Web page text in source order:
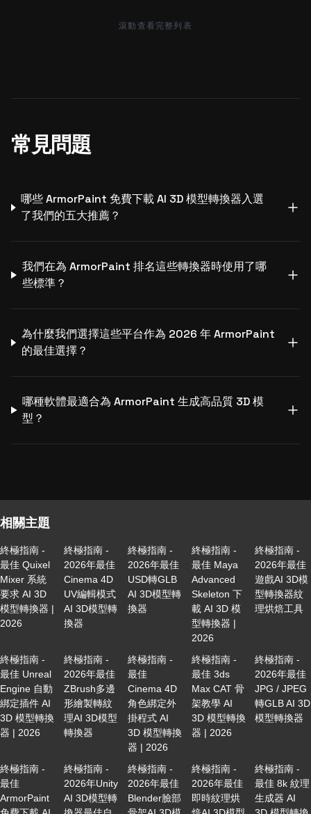
滾動查看完整列表
常見問題
哪些 ArmorPaint 免費下載 AI 3D 模型轉換器入選
了我們的五大推薦？
我們在為 ArmorPaint 排名這些轉換器時使用了哪
些標準？
為什麼我們選擇這些平台作為 2026 年 ArmorPaint
的最佳選擇？
哪種軟體最適合為 ArmorPaint 生成高品質 3D 模
型？
相關主題
終極指南 -
最佳 Quixel
Mixer 系統
要求 AI 3D
模型轉換器 |
2026
終極指南 -
2026年最佳
Cinema 4D
UV編輯模式
AI 3D模型轉
換器
終極指南 -
2026年最佳
USD轉GLB
AI 3D模型轉
換器
終極指南 -
最佳 Maya
Advanced
Skeleton 下
載 AI 3D 模
型轉換器 |
2026
終極指南 -
2026年最佳
遊戲AI 3D模
型轉換器紋
理烘焙工具
終極指南 -
最佳 Unreal
Engine 自動
綁定插件 AI
3D 模型轉換
器 | 2026
終極指南 -
2026年最佳
ZBrush多邊
形繪製轉紋
理AI 3D模型
轉換器
終極指南 -
最佳
Cinema 4D
角色綁定外
掛程式 AI
3D 模型轉換
器 | 2026
終極指南 -
最佳 3ds
Max CAT 骨
架教學 AI
3D 模型轉換
器 | 2026
終極指南 -
2026年最佳
JPG / JPEG
轉GLB AI 3D
模型轉換器
終極指南 -
最佳
ArmorPaint
終極指南 -
2026年Unity
AI 3D模型轉
終極指南 -
2026年最佳
Blender臉部
終極指南 -
2026年最佳
即時紋理烘
終極指南 -
最佳 8k 紋理
生成器 AI